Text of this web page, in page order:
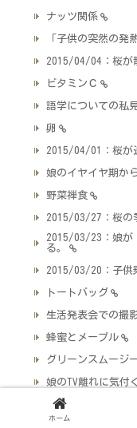
ナッツ関係
「子供の突然の発
2015/04/04：桜が
ビタミンＣ
語学についての私
卵
2015/04/01：桜が
娘のイヤイヤ期か
野菜禅食
2015/03/27：桜の
2015/03/23：娘が
る。
2015/03/20：子供
トートバッグ
生活発表会での撮
蜂蜜とメープル
グリーンスムージ
娘のTV離れに気付
僕が病気をした時
ホーム